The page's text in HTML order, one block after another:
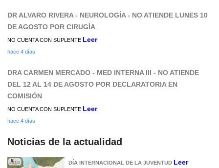
DR ALVARO RIVERA - NEUROLOGÍA - NO ATIENDE LUNES 10
DE AGOSTO POR CIRUGÍA
NO CUENTA CON SUPLENTE Leer
hace 4 días
DRA CARMEN MERCADO - MED INTERNA III - NO ATIENDE
DEL 12 AL 14 DE AGOSTO POR DECLARATORIA EN
COMISIÓN
NO CUENTA CON SUPLENTE Leer
hace 4 días
Noticias de la actualidad
DÍA INTERNACIONAL DE LA JUVENTUD Leer